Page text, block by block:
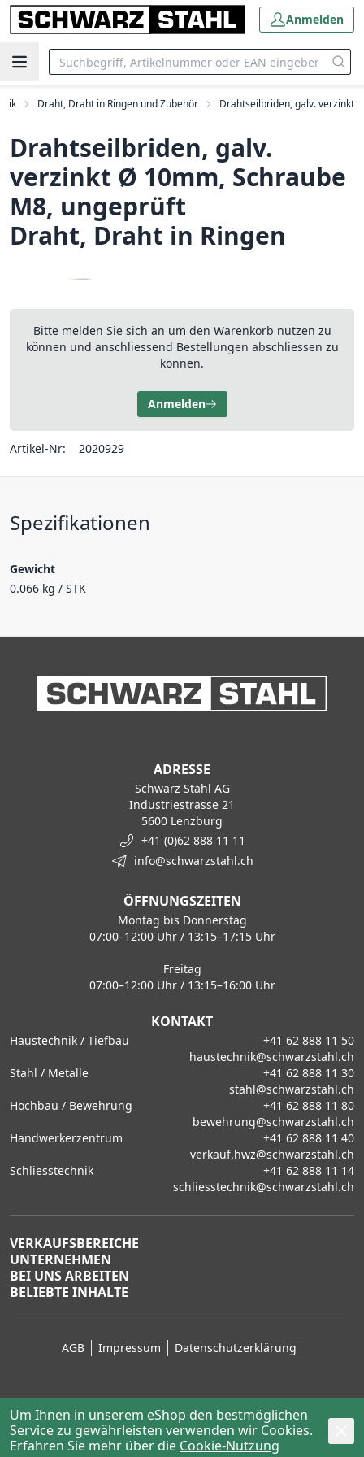
Anmelden
Draht, Draht in Ringen und Zubehör Drahtseilbriden, galv. verzinkt
Drahtseilbriden, galv.
verzinkt Ø 10mm, Schraube
M8, ungeprüft
Draht, Draht in Ringen
Bitte melden Sie sich an um den Warenkorb nutzen zu
können und anschliessend Bestellungen abschliessen zu
können.
Anmelden
Artikel-Nr: 2020929
Spezifikationen
Gewicht
0.066 kg / STK
ADRESSE
Schwarz Stahl AG
Industriestrasse 21
5600 Lenzburg
+41 (0)62 888 11 11
info@schwarzstahl.ch
ÖFFNUNGSZEITEN
Montag bis Donnerstag
07:00–12:00 Uhr / 13:15–17:15 Uhr
Freitag
07:00–12:00 Uhr / 13:15–16:00 Uhr
KONTAKT
Haustechnik / Tiefbau
+41 62 888 11 50
haustechnik@schwarzstahl.ch
Stahl / Metalle
+41 62 888 11 30
stahl@schwarzstahl.ch
Hochbau / Bewehrung
+41 62 888 11 80
bewehrung@schwarzstahl.ch
Handwerkerzentrum
+41 62 888 11 40
verkauf.hwz@schwarzstahl.ch
Schliesstechnik
+41 62 888 11 14
schliesstechnik@schwarzstahl.ch
VERKAUFSBEREICHE
UNTERNEHMEN
BEI UNS ARBEITEN
BELIEBTE INHALTE
AGB Impressum Datenschutzerklärung
© 2026 Schwarz Stahl AG, Lenzburg
powered by polynorm
Um Ihnen in unserem eShop den bestmöglichen
Service zu gewährleisten verwenden wir Cookies.
Erfahren Sie mehr über die Cookie-Nutzung